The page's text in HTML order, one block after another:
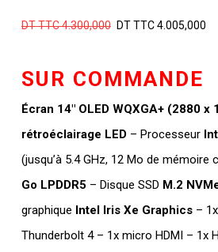
DT TTC4.300,000 Le
initial
était :
DT
TTC
DT TTC4.005,000Le
SUR COMMANDE
Écran 14″ OLED WQXGA+ (2880 x
rétroéclairage LED– Processeur
(jusqu’à 5.4 GHz, 12 Mo de mémoire
Go LPDDR5 – Disque SSD M.2
graphique Intel Iris Xe Graphics– 1x
Thunderbolt 4 – 1x micro HDMI – 1x